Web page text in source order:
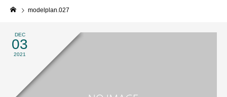
modelplan.027
DEC
03
2021